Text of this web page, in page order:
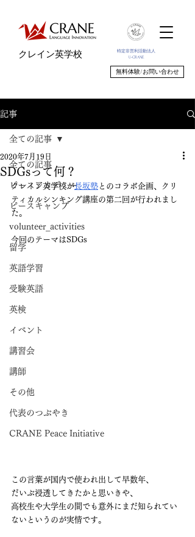
特定非営利活動法人
U-CRANE
クレイン英学校
無料体験/お問い合わせ
記事
全ての記事
ピースアカデミー
ピースキャンプ
volunteer_activities
留学
英語学習
受験英語
英検
イベント
講習会
講師
その他
代表のつぶやき
CRANE Peace Initiative
全ての記事
SDGsって何？
2020年7月19日
クレイン英学校が長坂塾 とのコラボ企画、クリ
ティカルシンキング講座の第二回が行われまし
た。
今回のテーマはSDGs
この言葉が国内で使われ出して早数年、
だいぶ浸透してきたかと思いきや、
高校生や大学生の間でも意外にまだ知られてい
ないというのが実情です。